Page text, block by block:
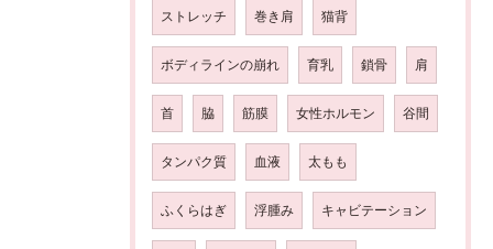
ストレッチ 巻き肩 猫背
ボディラインの崩れ 育乳 鎖骨 肩
首 脇 筋膜 女性ホルモン 谷間
タンパク質 血液 太もも
ふくらはぎ 浮腫み キャビテーション